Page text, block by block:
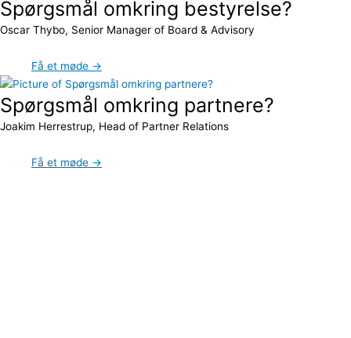
Spørgsmål omkring bestyrelse?
Oscar Thybo, Senior Manager of Board & Advisory
Få et møde →
Spørgsmål omkring partnere?
Joakim Herrestrup, Head of Partner Relations
Få et møde →